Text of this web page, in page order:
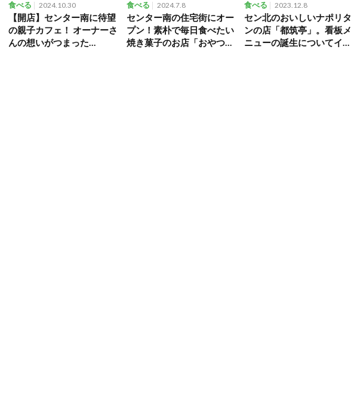
食べる 2024.10.30
【開店】センター南に待望
の親子カフェ！ オーナーさ
んの想いがつまった
食べる 2024.7.8
センター南の住宅街にオー
プン！素朴で毎日食べたい
焼き菓子のお店「おやつ工
食べる 2023.12.8
セン北のおいしいナポリタ
ンの店「都筑亭」。看板メ
ニューの誕生についてイン